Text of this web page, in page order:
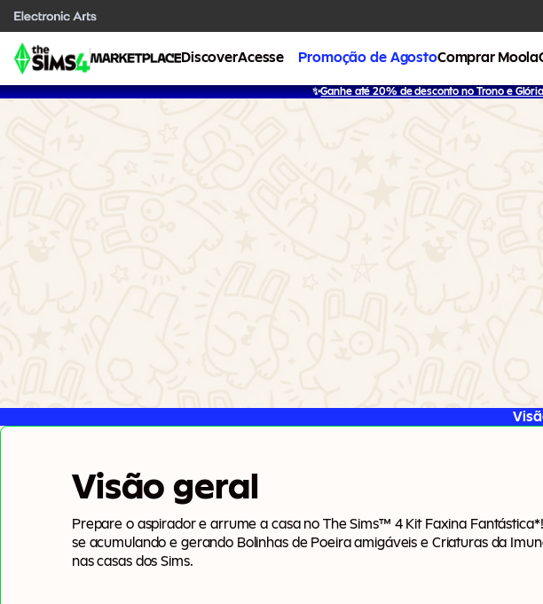
DiscoverAcesse Promoção de AgostoComprar Moola
✨Ganhe até 20% de desconto no Trono e
Visão geral
Prepare o aspirador e arrume a casa no The Sims™ 4 Kit Faxina
se acumulando e gerando Bolinhas de Poeira amigáveis e Criaturas da
nas casas dos Sims.